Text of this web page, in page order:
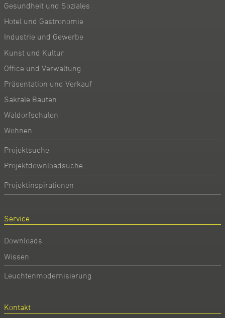
Gesundheit und Soziales
Hotel und Gastronomie
Industrie und Gewerbe
Kunst und Kultur
Office und Verwaltung
Präsentation und Verkauf
Sakrale Bauten
Waldorfschulen
Wohnen
Projektsuche
Projektdownloadsuche
Projektinspirationen
Service
Downloads
Wissen
Leuchtenmodernisierung
Kontakt